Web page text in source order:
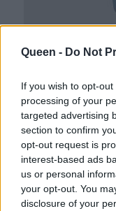
Queen - Do Not
If you wish to opt-
processing of your
targeted advertising
section to confirm
opt-out request is
interest-based ads
us or personal
your opt-out. You
disclosure of your